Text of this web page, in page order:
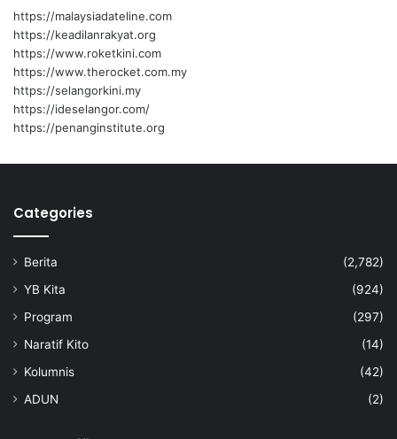
k
e
p
a
d
a
p
u
k
e
d
e
a
https://malaysiadateline.com
https://keadilanrakyat.org
https://www.roketkini.com
https://www.therocket.com.my
https://selangorkini.my
https://ideselangor.com/
https://penanginstitute.org
Categories
Berita
(2,782)
YB Kita
(924)
Program
(297)
Naratif Kito
(14)
Kolumnis
(42)
ADUN
(2)